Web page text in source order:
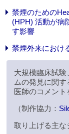
禁煙のための
(HPH) 活動が病
す影響
禁煙外来におけ
大規模臨床試
ムの発見に関
医師のコメント
（制作協力：
取り上げる主な